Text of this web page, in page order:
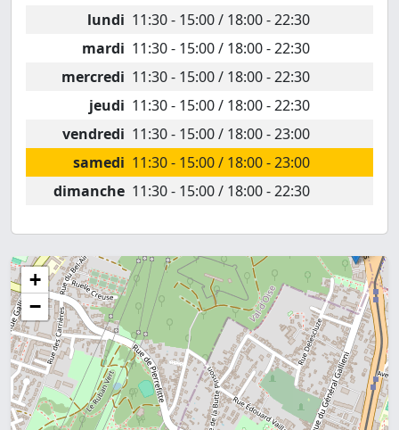
lundi 11:30 - 15:00 / 18:00 - 22:30
mardi 11:30 - 15:00 / 18:00 - 22:30
mercredi 11:30 - 15:00 / 18:00 - 22:30
jeudi 11:30 - 15:00 / 18:00 - 22:30
vendredi 11:30 - 15:00 / 18:00 - 23:00
samedi 11:30 - 15:00 / 18:00 - 23:00
dimanche 11:30 - 15:00 / 18:00 - 22:30
+
−